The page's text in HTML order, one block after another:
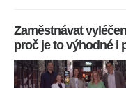
Zaměstnávat
proč je to výhodné i